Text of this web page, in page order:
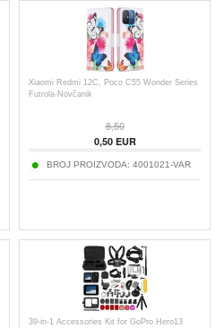
Xiaomi Redmi 12C, Poco C55 Wonder Series
Futrola-Novčanik
8,50
0,50EUR
BROJ PROIZVODA: 4001021-VAR
39-in-1 Accessories Kit for GoPro Hero13